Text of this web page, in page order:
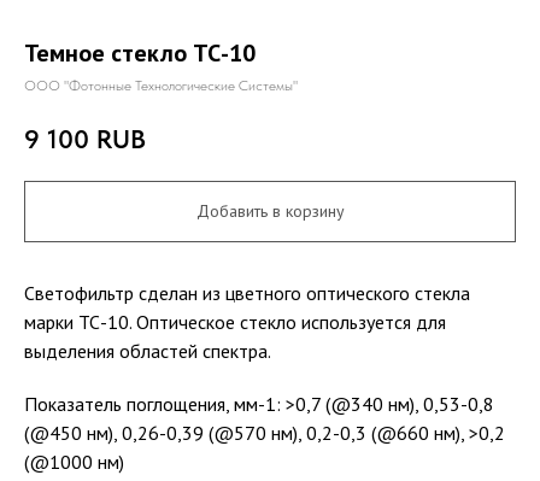
Темное стекло ТС-10
ООО "Фотонные Технологические Системы"
9 100 RUB
Добавить в корзину
Светофильтр сделан из цветного оптического стекла
марки ТС-10. Оптическое стекло используется для
выделения областей спектра.
Показатель поглощения, мм-1: >0,7 (@340 нм), 0,53-0,8
(@450 нм), 0,26-0,39 (@570 нм), 0,2-0,3 (@660 нм), >0,2
(@1000 нм)